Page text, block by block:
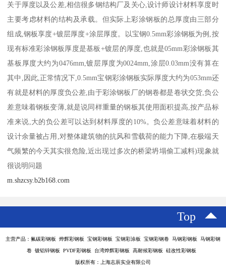
关于厚度以及公差,相信很多钢结构厂及关心,设计师设计材料享度时
主要考虑材料的结构及承载。但实际上彩涂钢板的总厚度由三部分
组成,钢板享度+镀层厚度+涂层厚度。以宝钢0.5mm彩涂钢板为例,按
现有标准彩涂钢板厚度是基板+镀层的厚度,也就是05mm彩涂钢板其
基板厚度大约为0476mm,镀层厚度为0024mm,涂层0.03mm没有算在
其中,因此,正常情况下,0.5mm宝钢彩涂钢板实际厚度大约为053mm还
有就是材料的厚度负公差,由于彩涂钢板厂的钢卷都是卷状交货,负公
差意味着钢板变薄,就是说同样重量的钢板其使用面积提高,按产品标
准来说,大的负公差可以达到材料厚度的10%。负公差意味着材料的
设计余量被占用,对整体建筑物的抗风和雪载荷的能力下降,在极端天
气频繁的今天其实很危险,近出现过多次的桥梁坍塌偷工减料)现象就
很说明问题
m.shzcsy.b2b168.com
Top
主营产品：氟碳彩钢板 烨辉彩钢板 宝钢彩钢板 宝钢彩涂板 宝钢彩钢卷 马钢彩钢板 马钢彩钢
卷 镀铝锌钢板 PVDF彩钢板 台湾烨辉彩钢板 高耐候彩钢板 硅改性彩钢板
版权所有：上海志辰实业有限公司